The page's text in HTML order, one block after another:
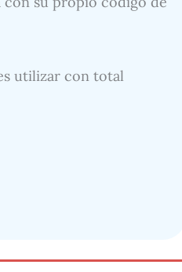
utilizar con total